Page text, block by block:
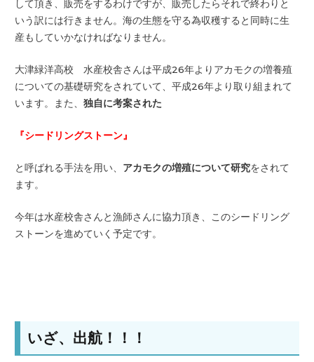
して頂き、販売をするわけですが、販売したらそれで終わりと
いう訳には行きません。海の生態を守る為収穫すると同時に生
産もしていかなければなりません。
大津緑洋高校 水産校舎さんは平成26年よりアカモクの増養殖
についての基礎研究をされていて、平成26年より取り組まれて
います。また、独自に考案された
『シードリングストーン』
と呼ばれる手法を用い、 アカモクの増殖について研究をされて
ます。
今年は水産校舎さんと漁師さんに協力頂き、このシードリング
ストーンを進めていく予定です。
いざ、出航！！！